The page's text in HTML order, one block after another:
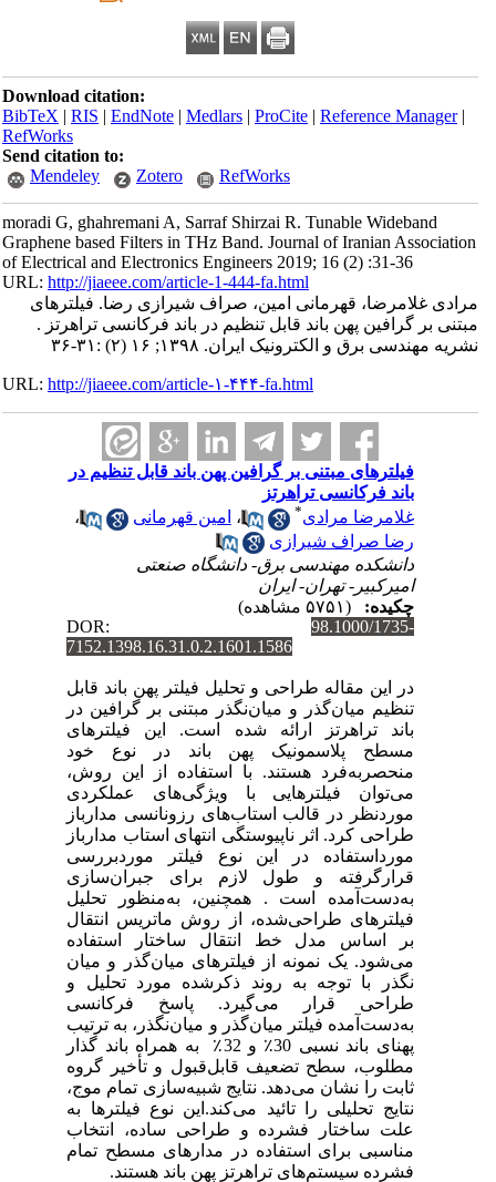
Download citation:
BibTeX|RIS|EndNote|Medlars|ProCite|Reference Manager
RefWorks
Send citation to:
Mendeley
Zotero RefWorks
moradi G, ghahremani A, Sarraf Shirzai R. Tunable Wideband
Graphene based Filters in THz Band. Journal of Iranian Association
of Electrical and Electronics Engineers 2019; 16 (2) :31-36
URL:http://jiaeee.com/article-1-444-fa.html
مرادی غلامرضا، قهرمانی امین، صراف شیرازی رضا. فیلترهای
مبتنی بر گرافین پهن باند قابل تنظیم در باند فرکانسی تراهرتز .
نشریه مهندسی برق و الکترونیک ایران. ۱۳۹۸; ۱۶ (۲) :۳۱-۳۶
URL:http://jiaeee.com/article-۱-۴۴۴-fa.html
فیلترهای مبتنی بر گرافین پهن باند قابل تنظیم در
باند فرکانسی تراهرتز
غلامرضا مرادی* ،امین قهرمانی
،
رضا صراف شیرازی
دانشکده مهندسی برق- دانشگاه صنعتی
امیرکبیر- تهران- ایران
چکیده:
DOR:98.1000/1735-
7152.1398.16.31.0.2.1601.1586
در این مقاله طراحی و تحلیل فیلتر پهن باند قابل
تنظیم میان‌گذر و میان‌نگذر مبتنی بر گرافین در
باند تراهرتز ارائه ‌شده است. این فیلترهای
مسطح پلاسمونیک پهن باند در نوع خود
منحصربه‌فرد هستند. با استفاده از این روش،
می‌توان فیلترهایی با ویژگی‌های عملکردی
موردنظر در قالب استاب‌های رزونانسی مدارباز
طراحی کرد. اثر ناپیوستگی انتهای استاب مدارباز
مورداستفاده در این نوع فیلتر موردبررسی
قرارگرفته و طول لازم برای جبران‌سازی
به‌دست‌آمده است . همچنین، به‌منظور تحلیل
فیلترهای طراحی‌شده، از روش ماتریس انتقال
بر اساس مدل خط انتقال ساختار استفاده
می‌شود. یک نمونه از فیلترهای میان‌گذر و میان
نگذر با توجه به روند ذکرشده مورد تحلیل و
طراحی قرار می‌گیرد. پاسخ فرکانسی
به‌دست‌آمده فیلتر میان‌گذر و میان‌نگذر، به ترتیب
پهنای باند نسبی 30٪ و 32٪ به همراه باند گذار
مطلوب، سطح تضعیف قابل‌قبول و تأخیر گروه
ثابت را نشان می‌دهد. نتایج شبیه‌سازی تمام موج،
نتایج تحلیلی را تائید می‌کند.این نوع فیلترها به
علت ساختار فشرده و طراحی ساده، انتخاب
مناسبی برای استفاده در مدارهای مسطح تمام
فشرده سیستم‌های تراهرتز پهن باند هستند.